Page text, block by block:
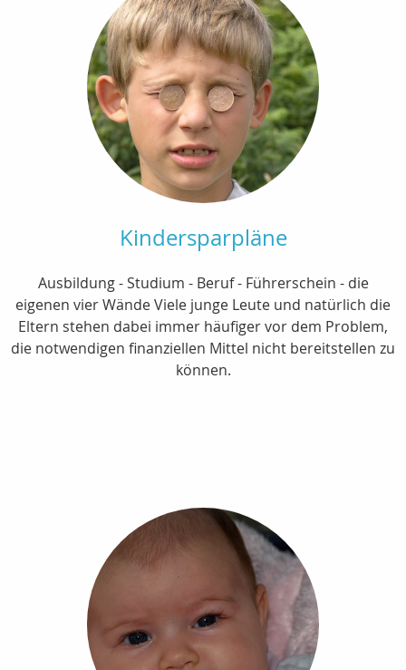
Kindersparpläne
Ausbildung - Studium - Beruf - Führerschein - die
eigenen vier Wände Viele junge Leute und natürlich die
Eltern stehen dabei immer häufiger vor dem Problem,
die notwendigen finanziellen Mittel nicht bereitstellen zu
können.